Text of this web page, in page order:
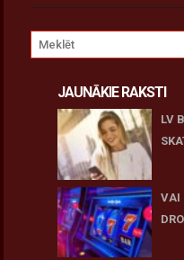
JAUNĀKIE RAKSTI
LV
VAI